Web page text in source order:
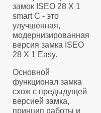
замок ISEO 28 Х 1
smart C - это
улучшенная,
модернизированная
версия замка ISEO
28 X 1 Easy.
Основной
функционал замка
схож с предыдущей
версией замка,
принцип работы и